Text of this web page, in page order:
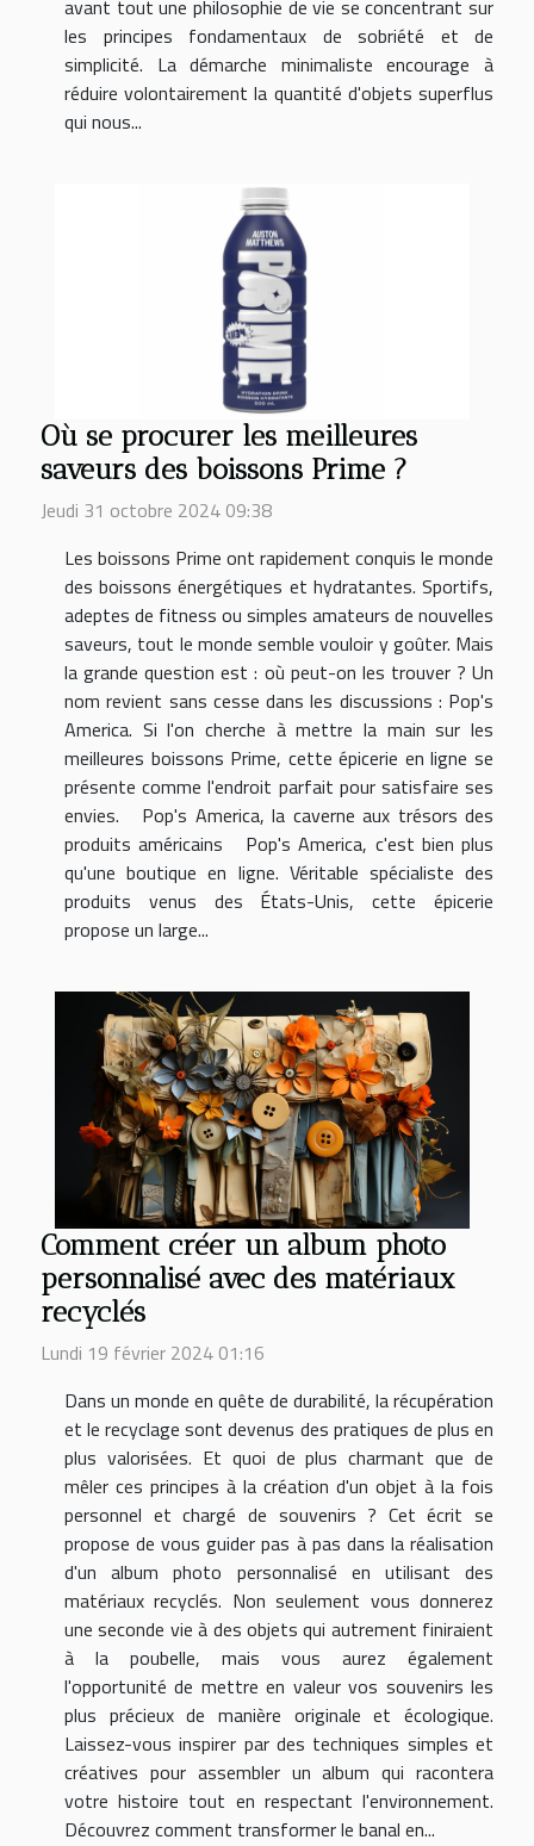
avant tout une philosophie de vie se concentrant sur
les principes fondamentaux de sobriété et de
simplicité. La démarche minimaliste encourage à
réduire volontairement la quantité d'objets superflus
qui nous...
Où se procurer les meilleures
saveurs des boissons Prime ?
Jeudi 31 octobre 2024 09:38
Les boissons Prime ont rapidement conquis le monde
des boissons énergétiques et hydratantes. Sportifs,
adeptes de fitness ou simples amateurs de nouvelles
saveurs, tout le monde semble vouloir y goûter. Mais
la grande question est : où peut-on les trouver ? Un
nom revient sans cesse dans les discussions : Pop's
America. Si l'on cherche à mettre la main sur les
meilleures boissons Prime, cette épicerie en ligne se
présente comme l'endroit parfait pour satisfaire ses
envies. Pop's America, la caverne aux trésors des
produits américains Pop's America, c'est bien plus
qu'une boutique en ligne. Véritable spécialiste des
produits venus des États-Unis, cette épicerie
propose un large...
Comment créer un album photo
personnalisé avec des matériaux
recyclés
Lundi 19 février 2024 01:16
Dans un monde en quête de durabilité, la récupération
et le recyclage sont devenus des pratiques de plus en
plus valorisées. Et quoi de plus charmant que de
mêler ces principes à la création d'un objet à la fois
personnel et chargé de souvenirs ? Cet écrit se
propose de vous guider pas à pas dans la réalisation
d'un album photo personnalisé en utilisant des
matériaux recyclés. Non seulement vous donnerez
une seconde vie à des objets qui autrement finiraient
à la poubelle, mais vous aurez également
l'opportunité de mettre en valeur vos souvenirs les
plus précieux de manière originale et écologique.
Laissez-vous inspirer par des techniques simples et
créatives pour assembler un album qui racontera
votre histoire tout en respectant l'environnement.
Découvrez comment transformer le banal en...